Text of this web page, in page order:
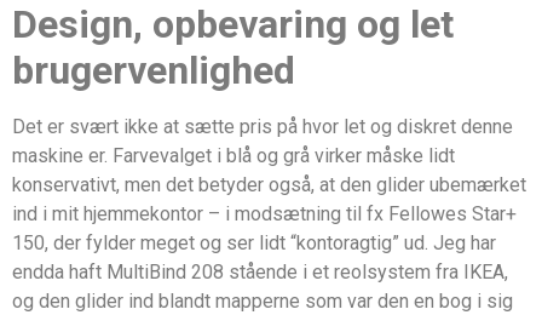
Design, opbevaring og let
brugervenlighed
Det er svært ikke at sætte pris på hvor let og diskret denne
maskine er. Farvevalget i blå og grå virker måske lidt
konservativt, men det betyder også, at den glider ubemærket
ind i mit hjemmekontor – i modsætning til fx Fellowes Star+
150, der fylder meget og ser lidt “kontoragtig” ud. Jeg har
endda haft MultiBind 208 stående i et reolsystem fra IKEA,
og den glider ind blandt mapperne som var den en bog i sig